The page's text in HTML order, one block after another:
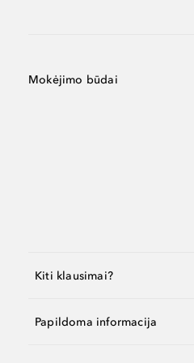
Mokėjimo būdai
Kiti klausimai?
Papildoma informacija